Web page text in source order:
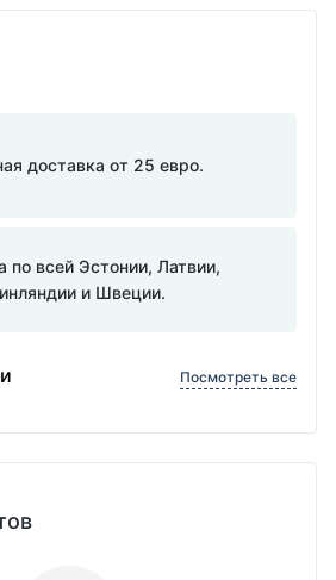
доставка от 25 евро.
по всей Эстонии, Латвии,
и Швеции.
Посмотреть все